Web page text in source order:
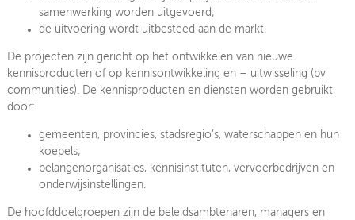
samenwerking worden uitgevoerd;
de uitvoering wordt uitbesteed aan de markt.
De projecten zijn gericht op het ontwikkelen van nieuwe
kennisproducten of op kennisontwikkeling en – uitwisseling (bv
communities). De kennisproducten en diensten worden gebruikt
door:
gemeenten, provincies, stadsregio’s, waterschappen en hun
koepels;
belangenorganisaties, kennisinstituten, vervoerbedrijven en
onderwijsinstellingen.
De hoofddoelgroepen zijn de beleidsambtenaren, managers en